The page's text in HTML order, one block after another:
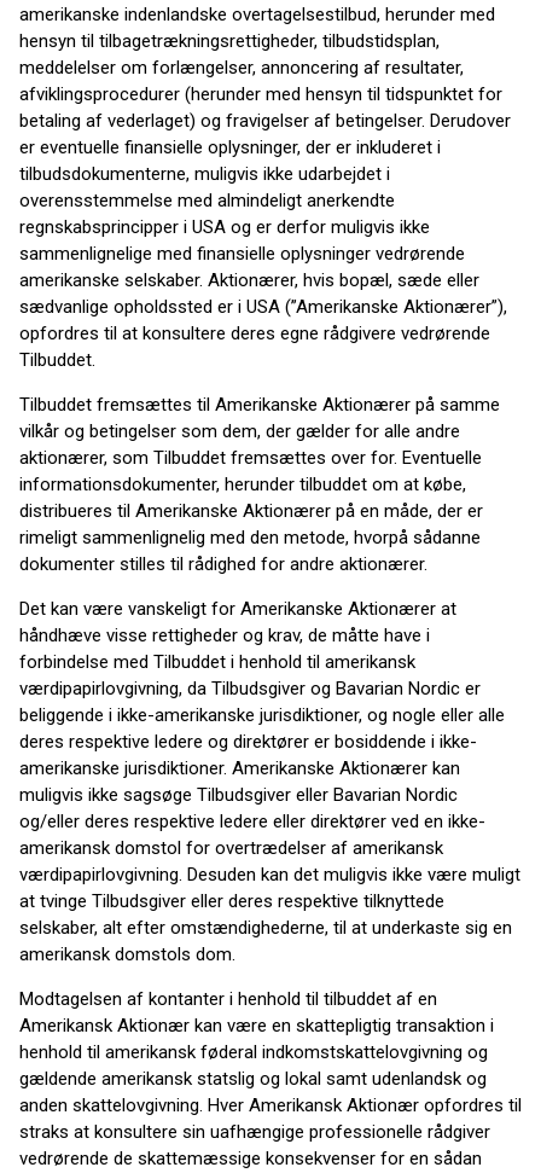
amerikanske indenlandske overtagelsestilbud, herunder med
hensyn til tilbagetrækningsrettigheder, tilbudstidsplan,
meddelelser om forlængelser, annoncering af resultater,
afviklingsprocedurer (herunder med hensyn til tidspunktet for
betaling af vederlaget) og fravigelser af betingelser. Derudover
er eventuelle finansielle oplysninger, der er inkluderet i
tilbudsdokumenterne, muligvis ikke udarbejdet i
overensstemmelse med almindeligt anerkendte
regnskabsprincipper i USA og er derfor muligvis ikke
sammenlignelige med finansielle oplysninger vedrørende
amerikanske selskaber. Aktionærer, hvis bopæl, sæde eller
sædvanlige opholdssted er i USA (”Amerikanske Aktionærer”),
opfordres til at konsultere deres egne rådgivere vedrørende
Tilbuddet.
Tilbuddet fremsættes til Amerikanske Aktionærer på samme
vilkår og betingelser som dem, der gælder for alle andre
aktionærer, som Tilbuddet fremsættes over for. Eventuelle
informationsdokumenter, herunder tilbuddet om at købe,
distribueres til Amerikanske Aktionærer på en måde, der er
rimeligt sammenlignelig med den metode, hvorpå sådanne
dokumenter stilles til rådighed for andre aktionærer.
Det kan være vanskeligt for Amerikanske Aktionærer at
håndhæve visse rettigheder og krav, de måtte have i
forbindelse med Tilbuddet i henhold til amerikansk
værdipapirlovgivning, da Tilbudsgiver og Bavarian Nordic er
beliggende i ikke-amerikanske jurisdiktioner, og nogle eller alle
deres respektive ledere og direktører er bosiddende i ikke-
amerikanske jurisdiktioner. Amerikanske Aktionærer kan
muligvis ikke sagsøge Tilbudsgiver eller Bavarian Nordic
og/eller deres respektive ledere eller direktører ved en ikke-
amerikansk domstol for overtrædelser af amerikansk
værdipapirlovgivning. Desuden kan det muligvis ikke være muligt
at tvinge Tilbudsgiver eller deres respektive tilknyttede
selskaber, alt efter omstændighederne, til at underkaste sig en
amerikansk domstols dom.
Modtagelsen af kontanter i henhold til tilbuddet af en
Amerikansk Aktionær kan være en skattepligtig transaktion i
henhold til amerikansk føderal indkomstskattelovgivning og
gældende amerikansk statslig og lokal samt udenlandsk og
anden skattelovgivning. Hver Amerikansk Aktionær opfordres til
straks at konsultere sin uafhængige professionelle rådgiver
vedrørende de skattemæssige konsekvenser for en sådan